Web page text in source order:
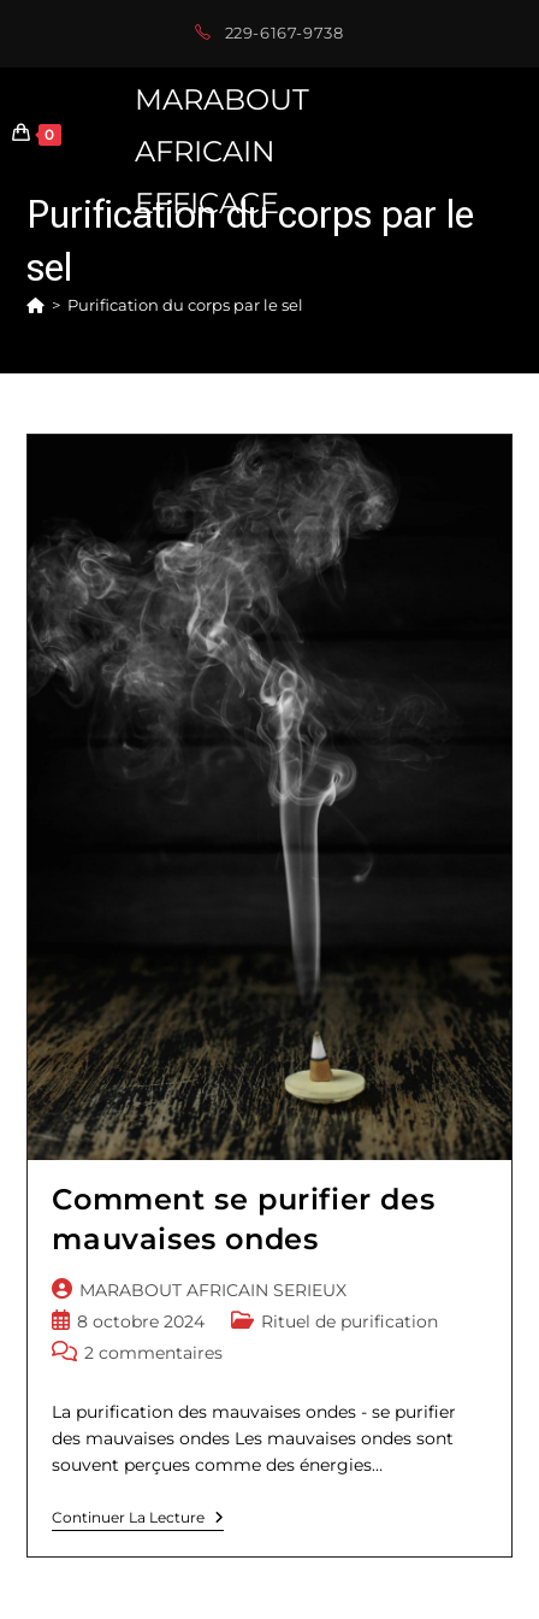
229-6167-9738
0
MARABOUT
AFRICAIN
EFFICACE
Purification du corps par le
sel
> Purification du corps par le sel
Comment se purifier des
mauvaises ondes
Auteur/autrice
de
la
publication :
MARABOUT AFRICAIN SERIEUX
Publication
publiée :
8 octobre 2024
PostRituel de purification
Commentaires
la
publication :
2 commentaires
La purification des mauvaises ondes - se purifier
des mauvaises ondes Les mauvaises ondes sont
souvent perçues comme des énergies…
Continuer La LectureComment
Se
Purifier